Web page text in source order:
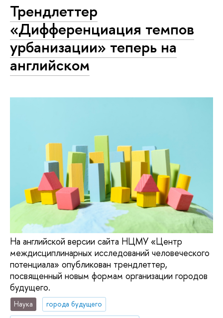
Трендлеттер
«Дифференциация темпов
урбанизации» теперь на
английском
На английской версии сайта НЦМУ «Центр
междисциплинарных исследований человеческого
потенциала» опубликован трендлеттер,
посвященный новым формам организации городов
будущего.
Наука
города будущего